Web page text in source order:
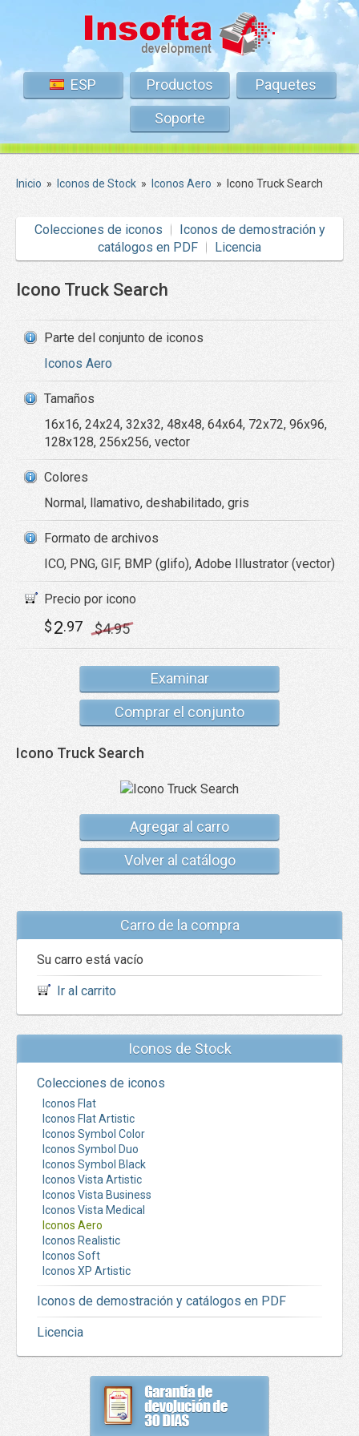
ESP Productos
Paquetes
Soporte
Inicio » Iconos de Stock » Iconos Aero » Icono Truck Search
Colecciones de iconos
Iconos de demostración y
catálogos en PDF
Licencia
Icono Truck Search
Parte del conjunto de iconos
Iconos Aero
Tamaños
16x16, 24x24, 32x32, 48x48, 64x64, 72x72, 96x96,
128x128, 256x256, vector
Colores
Normal, llamativo, deshabilitado, gris
Formato de archivos
ICO, PNG, GIF, BMP (glifo), Adobe Illustrator (vector)
Precio por icono
$2.97 $4.95
Examinar
Comprar el conjunto
Icono Truck Search
Agregar al carro
Volver al catálogo
Carro de la compra
Su carro está vacío
Ir al carrito
Iconos de Stock
Colecciones de iconos
Iconos Flat
Iconos Flat Artistic
Iconos Symbol Color
Iconos Symbol Duo
Iconos Symbol Black
Iconos Vista Artistic
Iconos Vista Business
Iconos Vista Medical
Iconos Aero
Iconos Realistic
Iconos Soft
Iconos XP Artistic
Iconos de demostración y catálogos en PDF
Licencia